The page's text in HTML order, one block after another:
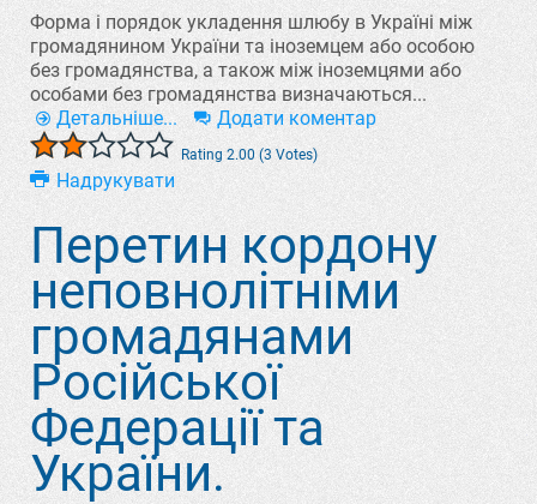
Форма і порядок укладення шлюбу в Україні між
громадянином України та іноземцем або особою
без громадянства, а також між іноземцями або
особами без громадянства визначаються...
Детальніше...
Додати коментар
Rating 2.00 (3 Votes)
Надрукувати
Перетин кордону
неповнолітніми
громадянами
Російської
Федерації та
України.